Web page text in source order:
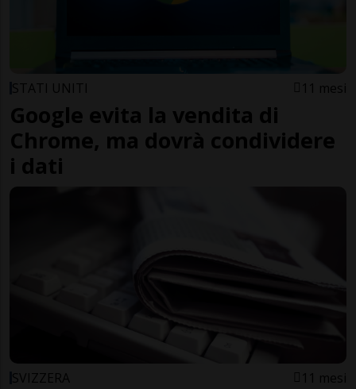
STATI UNITI 11 mesi
Google evita la vendita di
Chrome, ma dovrà condividere
i dati
SVIZZERA 11 mesi